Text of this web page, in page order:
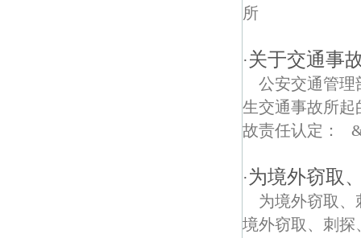
·关于交通事
公安交通管理
生交通事故所
故责任认定：
·为境外窃取
为境外窃取
境外窃取、刺探